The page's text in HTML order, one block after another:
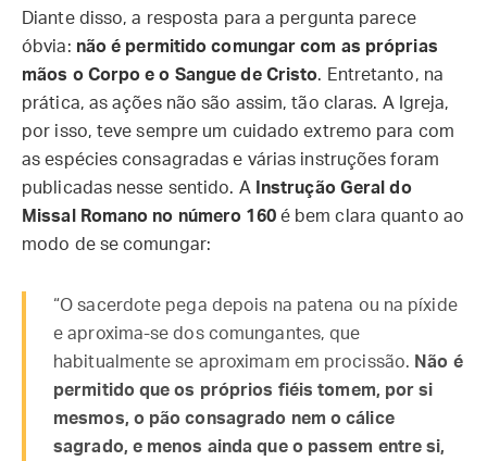
Diante disso, a resposta para a pergunta parece
óbvia: não é permitido comungar com as próprias
mãos o Corpo e o Sangue de Cristo. Entretanto, na
prática, as ações não são assim, tão claras. A Igreja,
por isso, teve sempre um cuidado extremo para com
as espécies consagradas e várias instruções foram
publicadas nesse sentido. A
Instrução Geral do
Missal Romano no número 160é bem clara quanto ao
modo de se comungar:
“O sacerdote pega depois na patena ou na píxide
e aproxima-se dos comungantes, que
habitualmente se aproximam em procissão. Não é
permitido que os próprios fiéis tomem, por si
mesmos, o pão consagrado nem o cálice
sagrado, e menos ainda que o passem entre si,